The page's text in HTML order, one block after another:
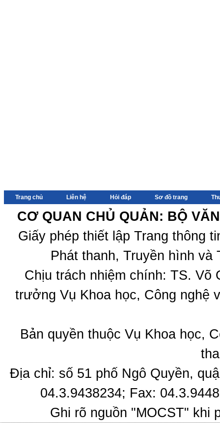
Trang chủ Liên hệ Hỏi đáp Sơ đồ trang
CƠ QUAN CHỦ QUẢN: BỘ
Giấy phép thiết lập Trang thông
Phát thanh, Truyền hình
Chịu trách nhiệm chính: TS.
trưởng Vụ Khoa học, Công nghệ
Bản quyền thuộc Vụ Khoa học,
Địa chỉ: số 51 phố Ngô Quyền,
04.3.9438234; Fax:
Ghi rõ nguồn "MOCST" khi